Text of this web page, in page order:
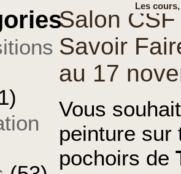
Les
Salon
Savoir
au 17
Vous
peinture sur
pochoirs de